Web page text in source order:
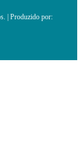
| Produzido por: